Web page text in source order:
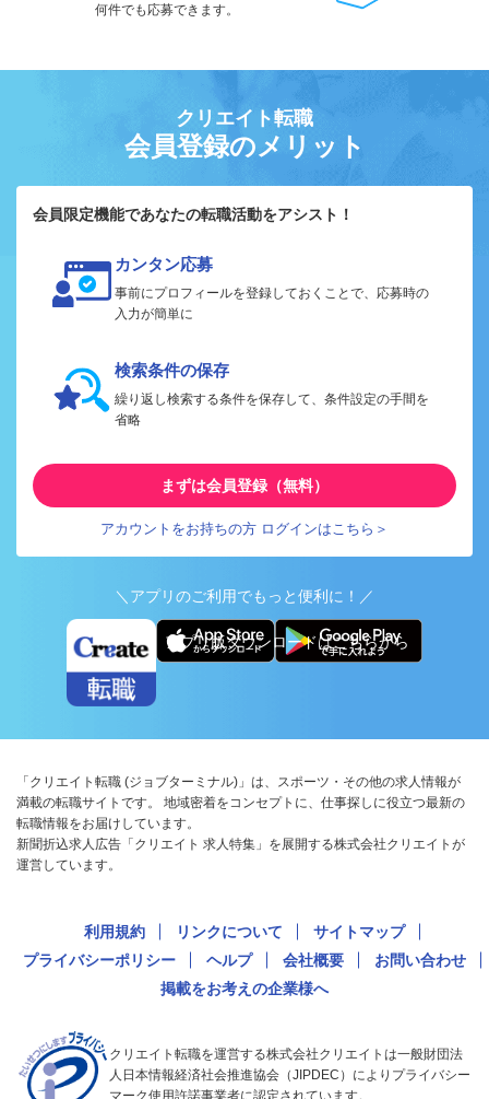
何件でも応募できます。
クリエイト転職
会員登録のメリット
会員限定機能であなたの転職活動をアシスト！
カンタン応募
事前にプロフィールを登録しておくことで、応募時の
入力が簡単に
検索条件の保存
繰り返し検索する条件を保存して、条件設定の手間を
省略
まずは会員登録（無料）
アカウントをお持ちの方 ログインはこちら＞
＼アプリのご利用でもっと便利に！／
アプリ版ダウンロードはこちらから
「クリエイト転職 (ジョブターミナル)」は、スポーツ・その他の求人情報が
満載の転職サイトです。 地域密着をコンセプトに、仕事探しに役立つ最新の
転職情報をお届けしています。
新聞折込求人広告「クリエイト 求人特集」を展開する株式会社クリエイトが
運営しています。
利用規約 リンクについて
サイトマップ
プライバシーポリシー
ヘルプ 会社概要
お問い合わせ
掲載をお考えの企業様へ
クリエイト転職を運営する株式会社クリエイトは一般財団法
人日本情報経済社会推進協会（JIPDEC）によりプライバシー
マーク使用許諾事業者に認定されています。